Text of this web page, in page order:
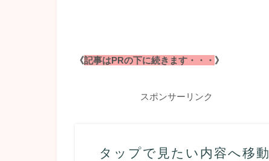
《記事はPRの下に続きます・・・ 》
スポンサーリンク
タップで見たい内容へ移動